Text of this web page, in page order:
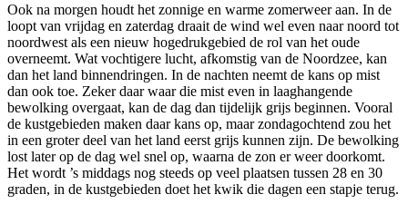
Ook na morgen houdt het zonnige en warme zomerweer aan. In de
loopt van vrijdag en zaterdag draait de wind wel even naar noord tot
noordwest als een nieuw hogedrukgebied de rol van het oude
overneemt. Wat vochtigere lucht, afkomstig van de Noordzee, kan
dan het land binnendringen. In de nachten neemt de kans op mist
dan ook toe. Zeker daar waar die mist even in laaghangende
bewolking overgaat, kan de dag dan tijdelijk grijs beginnen. Vooral
de kustgebieden maken daar kans op, maar zondagochtend zou het
in een groter deel van het land eerst grijs kunnen zijn. De bewolking
lost later op de dag wel snel op, waarna de zon er weer doorkomt.
Het wordt ’s middags nog steeds op veel plaatsen tussen 28 en 30
graden, in de kustgebieden doet het kwik die dagen een stapje terug.